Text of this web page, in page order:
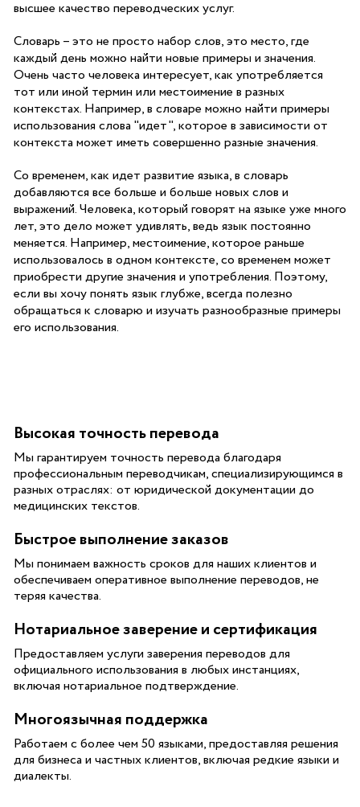
высшее качество переводческих услуг.
Словарь – это не просто набор слов, это место, где
каждый день можно найти новые примеры и значения.
Очень часто человека интересует, как употребляется
тот или иной термин или местоимение в разных
контекстах. Например, в словаре можно найти примеры
использования слова "идет", которое в зависимости от
контекста может иметь совершенно разные значения.
Со временем, как идет развитие языка, в словарь
добавляются все больше и больше новых слов и
выражений. Человека, который говорят на языке уже много
лет, это дело может удивлять, ведь язык постоянно
меняется. Например, местоимение, которое раньше
использовалось в одном контексте, со временем может
приобрести другие значения и употребления. Поэтому,
если вы хочу понять язык глубже, всегда полезно
обращаться к словарю и изучать разнообразные примеры
его использования.
Высокая точность перевода
Мы гарантируем точность перевода благодаря
профессиональным переводчикам, специализирующимся в
разных отраслях: от юридической документации до
медицинских текстов.
Быстрое выполнение заказов
Мы понимаем важность сроков для наших клиентов и
обеспечиваем оперативное выполнение переводов, не
теряя качества.
Нотариальное заверение и сертификация
Предоставляем услуги заверения переводов для
официального использования в любых инстанциях,
включая нотариальное подтверждение.
Многоязычная поддержка
Работаем с более чем 50 языками, предоставляя решения
для бизнеса и частных клиентов, включая редкие языки и
диалекты.